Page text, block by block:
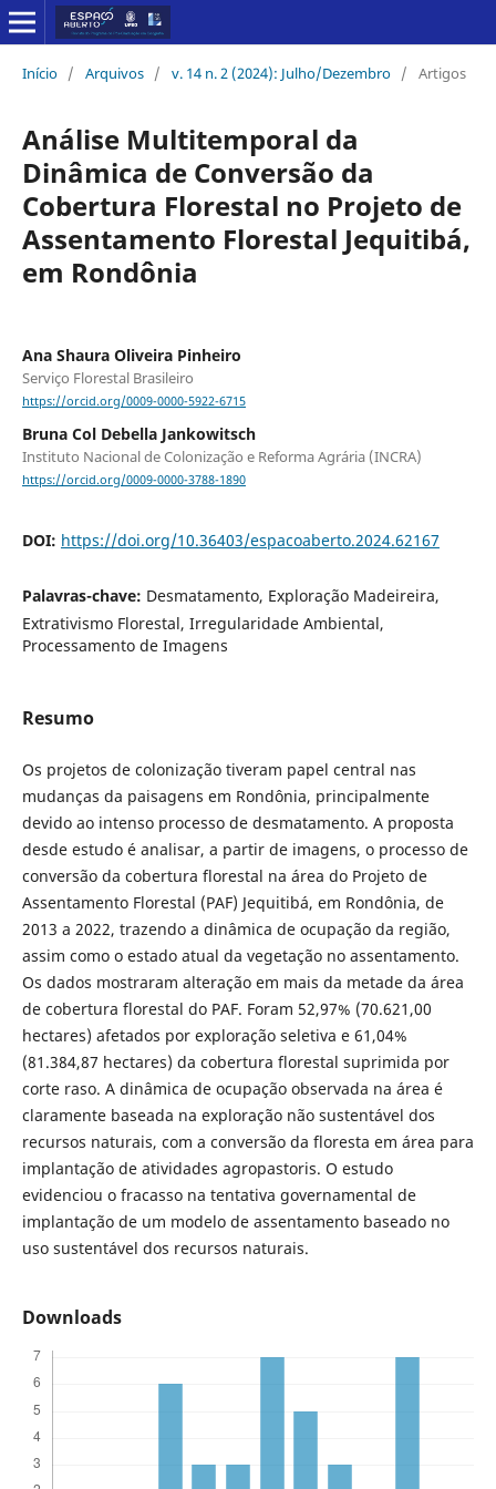
Início / Arquivos / v. 14 n. 2 (2024): Julho/Dezembro / Artigos
Análise Multitemporal da
Dinâmica de Conversão da
Cobertura Florestal no Projeto de
Assentamento Florestal Jequitibá,
em Rondônia
Ana Shaura Oliveira Pinheiro
Serviço Florestal Brasileiro
https://orcid.org/0009-0000-5922-6715
Bruna Col Debella Jankowitsch
Instituto Nacional de Colonização e Reforma Agrária (INCRA)
https://orcid.org/0009-0000-3788-1890
DOI: https://doi.org/10.36403/espacoaberto.2024.62167
Palavras-chave: Desmatamento, Exploração Madeireira,
Extrativismo Florestal, Irregularidade Ambiental,
Processamento de Imagens
Resumo
Os projetos de colonização tiveram papel central nas
mudanças da paisagens em Rondônia, principalmente
devido ao intenso processo de desmatamento. A proposta
desde estudo é analisar, a partir de imagens, o processo de
conversão da cobertura florestal na área do Projeto de
Assentamento Florestal (PAF) Jequitibá, em Rondônia, de
2013 a 2022, trazendo a dinâmica de ocupação da região,
assim como o estado atual da vegetação no assentamento.
Os dados mostraram alteração em mais da metade da área
de cobertura florestal do PAF. Foram 52,97% (70.621,00
hectares) afetados por exploração seletiva e 61,04%
(81.384,87 hectares) da cobertura florestal suprimida por
corte raso. A dinâmica de ocupação observada na área é
claramente baseada na exploração não sustentável dos
recursos naturais, com a conversão da floresta em área para
implantação de atividades agropastoris. O estudo
evidenciou o fracasso na tentativa governamental de
implantação de um modelo de assentamento baseado no
uso sustentável dos recursos naturais.
Downloads